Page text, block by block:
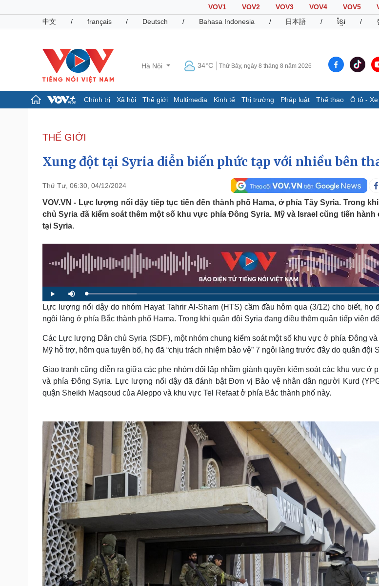
VOV1 VOV2 VOV3 VOV4 VOV5
中文
/ français / Deutsch / Bahasa Indonesia / 日本語 / ខ្មែរ /
Hà Nội 34°C Thứ Bảy, ngày 8 tháng 8 năm 2026
Chính trị Xã hội Thế giới Multimedia Kinh tế Thị trường Pháp luật Thể thao Ô tô -
Đảng
Tổ chức nhân sự
Nhận diện sự thật
Dấu ấn VOV
Infographic
Pháp luật
Vụ án
Tin nóng
Quân sự - Quốc phòng
Vũ khí
Thể thao
Bóng đá
eSports
Hậu trường
Ô tô - Xe máy
Ô tô
Sức khỏe
Cây thuốc
Sản phụ khoa
Nhi khoa
Làm đẹp - giảm cân
Phòng mạch online
Ăn sạch sống khỏe
Đời sống
Blog
Tình yêu - Gia đình
Văn hóa
Sân khấu - Điện ảnh
Văn học
Âm nhạc
Di sản
Giải trí
Nghệ sĩ
Thời trang
Sao Việt
Cải chính
THẾ GIỚI
Xung đột tại Syria diễn biến phức tạp với nhiều bên
Thứ Tư, 06:30, 04/12/2024
VOV.VN - Lực lượng nổi dậy tiếp tục tiến đến thành phố Hama, ở phía Tây Syria. Trong
chủ Syria đã kiểm soát thêm một số khu vực phía Đông Syria. Mỹ và Israel cũng tiến
tại Syria.
P
l
a
y
M
u
t
e
L
o
a
d
d
9
%
Lực lượng nổi dậy do nhóm Hayat Tahrir Al-Sham (HTS) cầm đầu hôm qua (3/12) cho biết, họ
ngôi làng ở phía Bắc thành phố Hama. Trong khi quân đội Syria đang điều thêm quân tiếp viện
Các Lực lượng Dân chủ Syria (SDF), một nhóm chung kiểm soát một số khu vực ở phía Đông
Mỹ hỗ trợ, hôm qua tuyên bố, họ đã “chịu trách nhiệm bảo vệ” 7 ngôi làng trước đây do quân đội
Giao tranh cũng diễn ra giữa các phe nhóm đối lập nhằm giành quyền kiểm soát các khu vực ở
và phía Đông Syria. Lực lượng nổi dậy đã đánh bật Đơn vị Bảo vệ nhân dân người Kurd
quận Sheikh Maqsoud của Aleppo và khu vực Tel Refaat ở phía Bắc thành phố này.